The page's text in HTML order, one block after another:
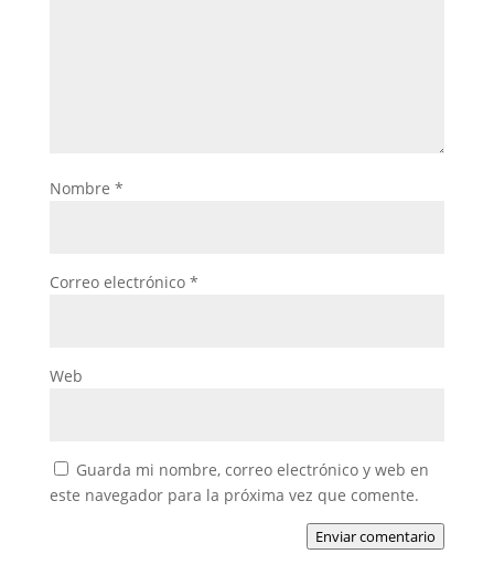
Nombre *
Correo electrónico *
Web
Guarda mi nombre, correo electrónico y web en
este navegador para la próxima vez que comente.
Enviar comentario